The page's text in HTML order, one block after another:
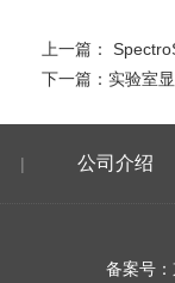
上一篇：
下一篇： 实验室
| 公司介绍
备案号：